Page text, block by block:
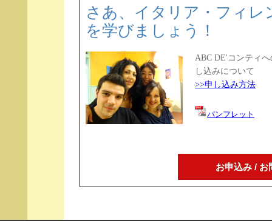
さあ、イタリア・フィ
を学びましょう！
ABC DE'コンティ
し込みについて
>>申し込み方法
パンフレット
お申込み / お